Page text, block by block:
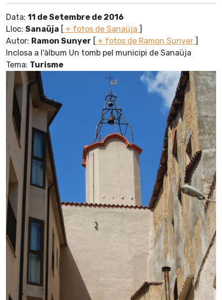
Data: 11 de Setembre de 2016
Lloc: Sanaüja [ + fotos de Sanaüja ]
Autor: Ramon Sunyer [ + fotos de Ramon Sunyer ]
Inclosa a l'àlbum Un tomb pel municipi de Sanaüja
Tema: Turisme